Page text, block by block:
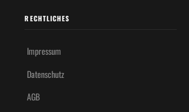
RECHTLICHES
Impressum
Datenschutz
AGB